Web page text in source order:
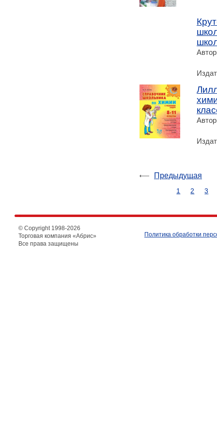
Предыдущая
1 2 3
© Copyright 1998-2026
Торговая компания «Абрис»
Все права защищены
Политика обработки